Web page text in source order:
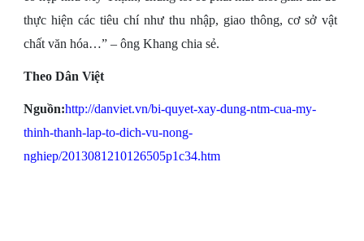
thực hiện các tiêu chí như thu nhập, giao thông, cơ sở vật
chất văn hóa…” – ông Khang chia sẻ.
Theo Dân Việt
Nguồn:http://danviet.vn/bi-quyet-xay-dung-ntm-cua-my-
thinh-thanh-lap-to-dich-vu-nong-
nghiep/2013081210126505p1c34.htm